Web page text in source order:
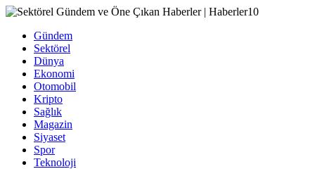
Gündem
Sektörel
Dünya
Ekonomi
Otomobil
Kripto
Sağlık
Magazin
Siyaset
Spor
Teknoloji